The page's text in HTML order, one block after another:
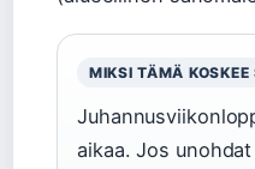
MIKSI TÄMÄ KOSKEE
aikaa. Jos